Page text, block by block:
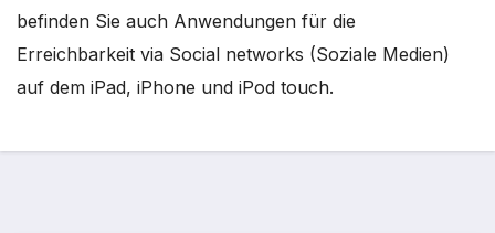
befinden Sie auch Anwendungen für die
Erreichbarkeit via Social networks (Soziale Medien)
auf dem iPad, iPhone und iPod touch.